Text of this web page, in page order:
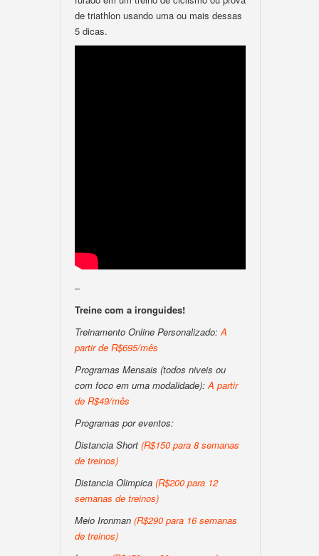
de triathlon usando uma ou mais dessas
5 dicas.
–
Treine com a ironguides!
Treinamento Online Personalizado:A
partir de R$695/mês
Programas Mensais (todos niveis ou
com foco em uma modalidade):A partir
de R$49/mês
Programas por eventos:
Distancia Short (R$150 para 8 semanas
de treinos)
Distancia Olimpica (R$200 para 12
semanas de treinos)
Meio Ironman (R$290 para 16 semanas
de treinos)